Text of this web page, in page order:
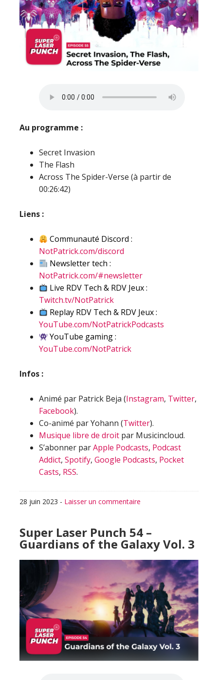
Au programme :
Secret Invasion
The Flash
Across The Spider-Verse (à partir de
00:26:42)
Liens :
Communauté Discord :
NotPatrick.com/discord
Newsletter tech :
NotPatrick.com/#newsletter
Live RDV Tech & RDV Jeux :
Twitch.tv/NotPatrick
Replay RDV Tech & RDV Jeux :
YouTube.com/NotPatrickPodcasts
YouTube gaming :
YouTube.com/NotPatrick
Infos :
Animé par Patrick Beja (Instagram, Twitter,
Facebook).
Co-animé par Yohann (Twitter).
Musique libre de droit par Musicincloud.
S’abonner parApple Podcasts, Podcast
Addict, Spotify, Google Podcasts, Pocket
Casts, RSS.
28 juin 2023 - Laisser un commentaire
Super Laser Punch 54 –
Guardians of the Galaxy Vol. 3